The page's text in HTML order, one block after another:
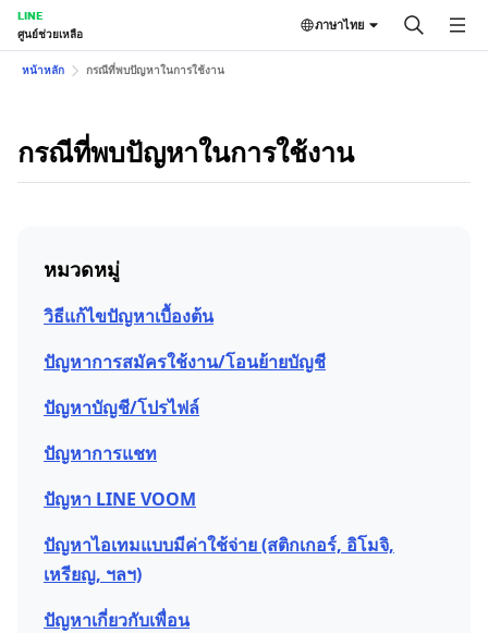
LINE
ศูนย์ช่วยเหลือ
ภาษาไทย
หน้าหลัก กรณีที่พบปัญหาในการใช้งาน
กรณีที่พบปัญหาในการใช้งาน
หมวดหมู่
วิธีแก้ไขปัญหาเบื้องต้น
ปัญหาการสมัครใช้งาน/โอนย้ายบัญชี
ปัญหาบัญชี/โปรไฟล์
ปัญหาการแชท
ปัญหา LINE VOOM
ปัญหาไอเทมแบบมีค่าใช้จ่าย (สติกเกอร์, อิโมจิ,
เหรียญ, ฯลฯ)
ปัญหาเกี่ยวกับเพื่อน